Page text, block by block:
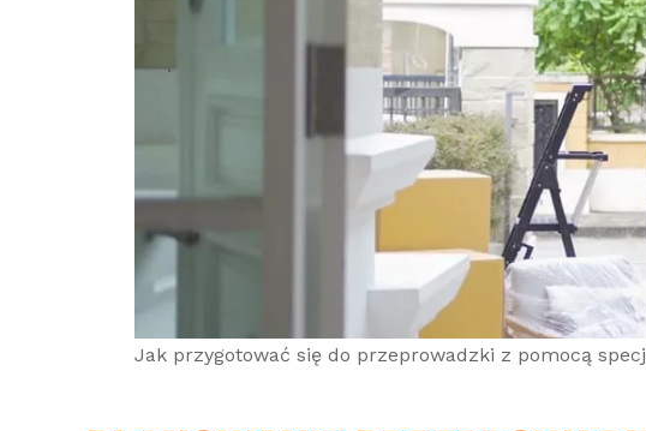
Jak przygotować się do przeprowadzki z pomocą